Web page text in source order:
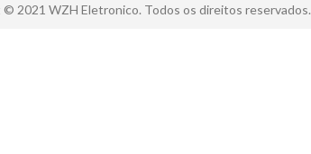
2021 WZH Eletronico. Todos os direitos reservados.